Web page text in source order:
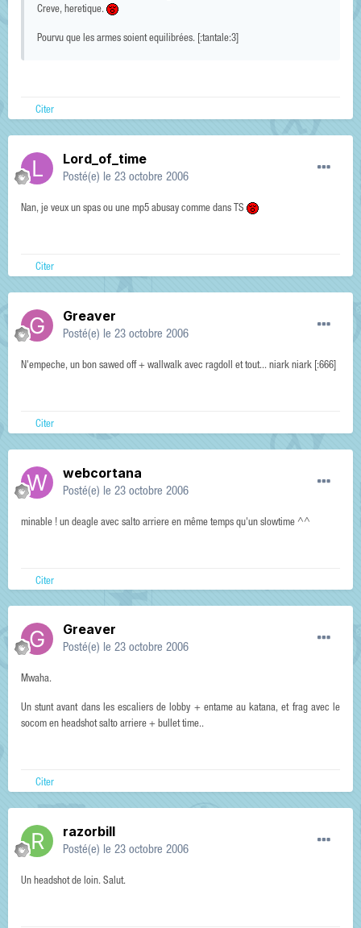
Creve, heretique.
Pourvu que les armes soient equilibrées. [:tantale:3]
Citer
Lord_of_time
Posté(e) le 23 octobre 2006
Nan, je veux un spas ou une mp5 abusay comme dans TS
Citer
Greaver
Posté(e) le 23 octobre 2006
N'empeche, un bon sawed off + wallwalk avec ragdoll et tout... niark niark [:666]
Citer
webcortana
Posté(e) le 23 octobre 2006
minable ! un deagle avec salto arriere en même temps qu'un slowtime ^^
Citer
Greaver
Posté(e) le 23 octobre 2006
Mwaha.
Un stunt avant dans les escaliers de lobby + entame au katana, et frag avec le
socom en headshot salto arriere + bullet time..
Citer
razorbill
Posté(e) le 23 octobre 2006
Un headshot de loin. Salut.